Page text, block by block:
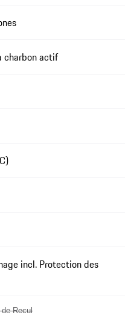
charbon actif
incl. Protection des
Recul